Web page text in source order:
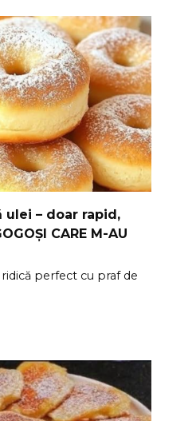
ulei – doar rapid,
CARE M-AU
perfect cu praf de